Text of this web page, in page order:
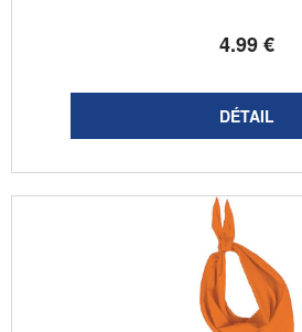
4.99€